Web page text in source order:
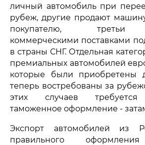
личный автомобиль при
рубеж, другие продают
покупателю, третьи
коммерческими поставками
в страны СНГ. Отдельная
премиальных автомобилей
которые были приобретены
теперь востребованы за
этих случаев требуется
таможенное оформление -
Экспорт автомобилей из
правильного